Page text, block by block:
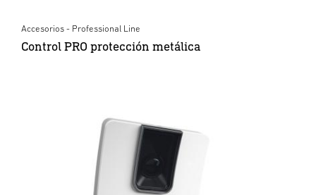
Accesorios - Professional Line
Control PRO protección metálica